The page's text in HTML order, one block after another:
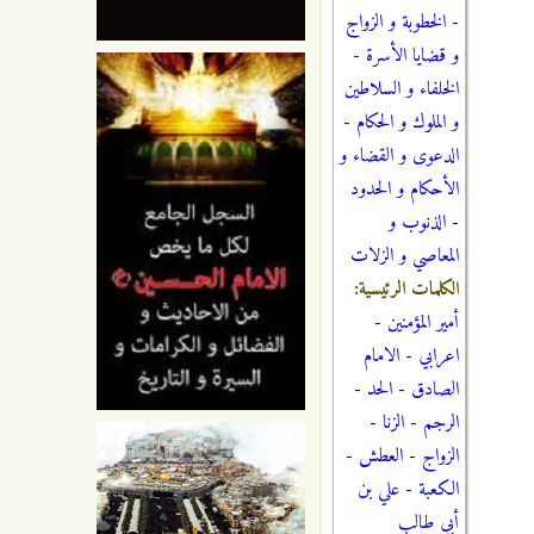
- الخطوبة و الزواج
و قضايا الأسرة -
الخلفاء و السلاطين
و الملوك و الحكام -
الدعوى و القضاء و
الأحكام و الحدود
- الذنوب و
المعاصي و الزلات
الكلمات الرئيسية:
أمير المؤمنين -
اعرابي - الامام
الصادق - الحد -
الرجم - الزنا -
الزواج - العطش -
الكعبة - علي بن
أبي طالب